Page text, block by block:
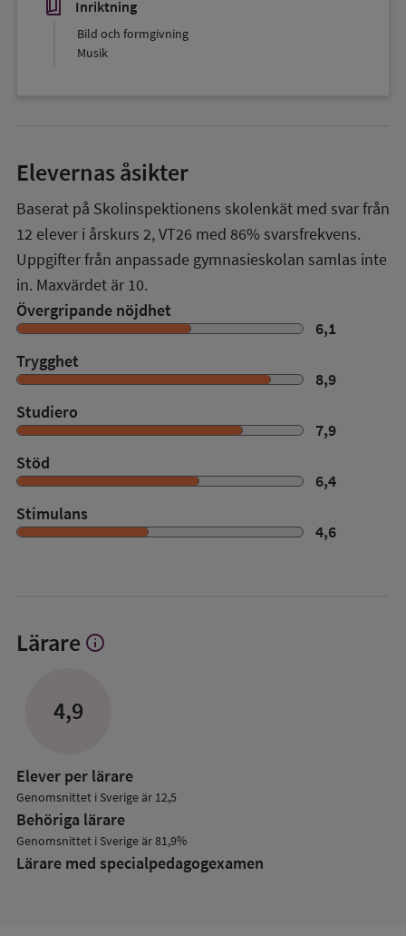
book_5 Inriktning
Bild och formgivning
Musik
Elevernas åsikter
Baserat på Skolinspektionens skolenkät med svar från
12 elever i årskurs 2,VT26 med 86% svarsfrekvens.
Uppgifter från anpassade gymnasieskolan samlas inte
in. Maxvärdet är 10.
Övergripande nöjdhet
6,1
Trygghet
8,9
Studiero
7,9
Stöd
6,4
Stimulans
4,6
Lärare Visa
info
4,9
Elever per lärare
Genomsnittet i Sverige är 12,5
Behöriga lärare
Genomsnittet i Sverige är 81,9%
Lärare med specialpedagog­examen